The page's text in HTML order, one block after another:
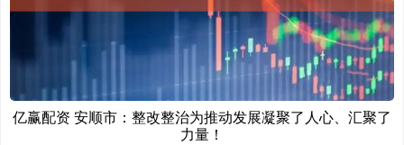
亿赢配资 安顺市：整改整治为推动发展凝聚了人心、汇聚了
力量！